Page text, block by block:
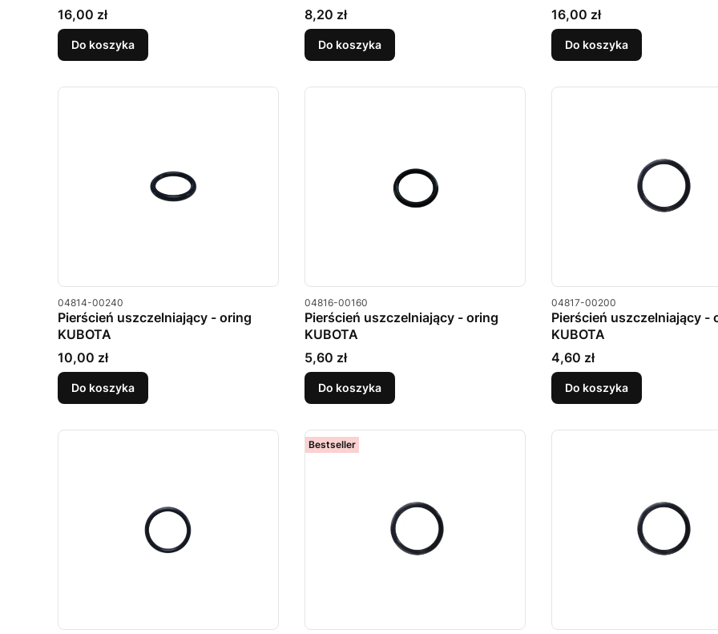
Cena
16,00 zł
Do koszyka
Cena
8,20 zł
Do koszyka
Cena
16,00 zł
Do koszyka
Kod produktu
04814-00240
Pierścień uszczelniający - oring
KUBOTA
Cena
10,00 zł
Do koszyka
Kod produktu
04816-00160
Pierścień uszczelniający - oring
KUBOTA
Cena
5,60 zł
Do koszyka
Kod produktu
04817-00200
Pierścień uszczelniający -
KUBOTA
Cena
4,60 zł
Do koszyka
Bestseller